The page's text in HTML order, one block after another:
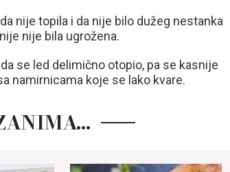
nije topila i da nije bilo dužeg nestanka
nije bila ugrožena.
se led delimično otopio, pa se kasnije
namirnicama koje se lako kvare.